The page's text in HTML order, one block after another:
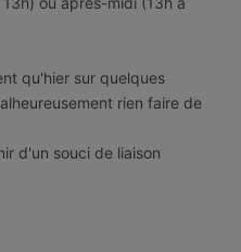
qu'hier sur quelques
rien faire de
d'un souci de liaison